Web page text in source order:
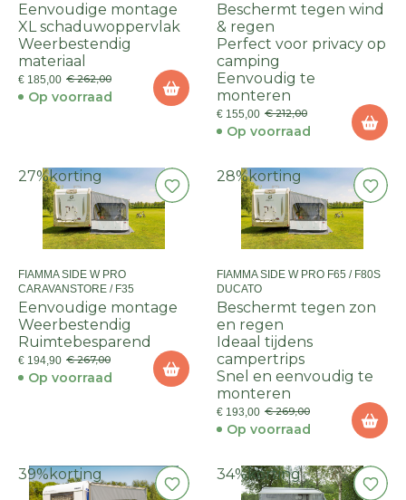
Eenvoudige montage
XL schaduwoppervlak
Weerbestendig
materiaal
€ 185,00 € 262,00
Op voorraad
Beschermt tegen wind
& regen
Perfect voor privacy op
camping
Eenvoudig te
monteren
€ 155,00 € 212,00
Op voorraad
27%korting
FIAMMA SIDE W PRO
CARAVANSTORE / F35
Eenvoudige montage
Weerbestendig
Ruimtebesparend
€ 194,90 € 267,00
Op voorraad
28%korting
FIAMMA SIDE W PRO F65 / F80S
DUCATO
Beschermt tegen zon
en regen
Ideaal tijdens
campertrips
Snel en eenvoudig te
monteren
€ 193,00 € 269,00
Op voorraad
39%korting 34%korting